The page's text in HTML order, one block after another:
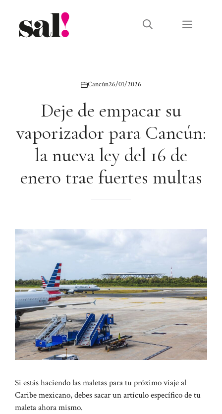
contenido
Menú
Cancún26/01/2026
Deje de empacar su
vaporizador para Cancún:
la nueva ley del 16 de
enero trae fuertes multas
Si estás haciendo las maletas para tu próximo viaje al
Caribe mexicano, debes sacar un artículo específico de tu
maleta ahora mismo.